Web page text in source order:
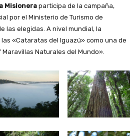
Misioneraparticipa de la campaña,
por el Ministerio de Turismo de
las elegidas. A nivel mundial, la
«Cataratas del Iguazú» como una de
Naturales del Mundo».